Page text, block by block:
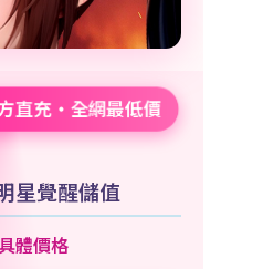
直充・全網最低價
星覺醒儲值
體價格